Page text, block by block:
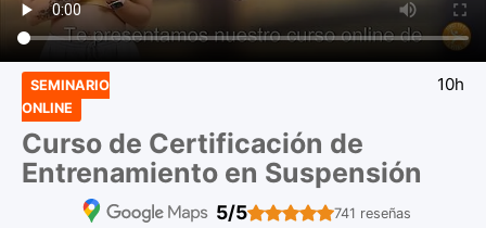
SEMINARIO
ONLINE
10h
Curso de Certificación de
Entrenamiento en Suspensión
5/5 741 reseñas